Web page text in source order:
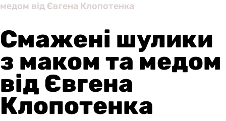
медом від Євгена Клопотенка
Смажені шулики
з маком та медом
від Євгена
Клопотенка